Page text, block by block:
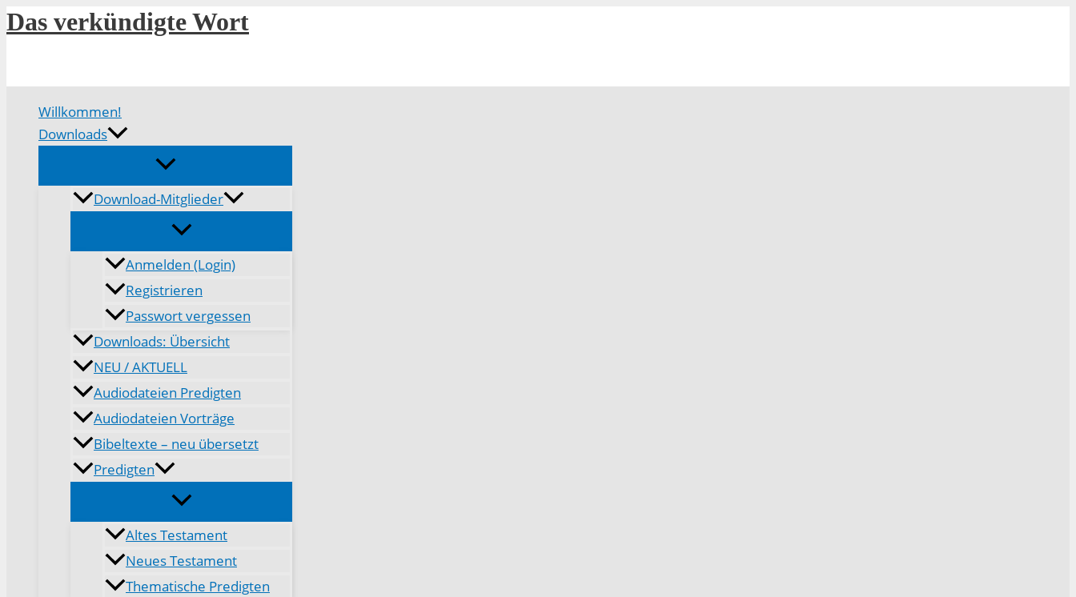
Zum
Inhalt
Das verkündigte Wort
Willkommen!
Downloads
Download-Mitglieder
Anmelden (Login)
Registrieren
Passwort vergessen
Downloads: Übersicht
NEU / AKTUELL
Audiodateien Predigten
Audiodateien Vorträge
Bibeltexte – neu übersetzt
Predigten
Altes Testament
Neues Testament
Thematische Predigten